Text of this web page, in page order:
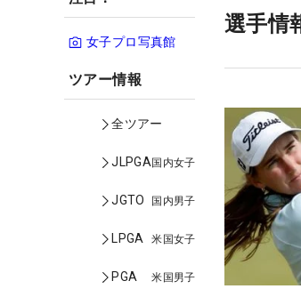
女子プロ写真館
ツアー情報
全ツアー
JLPGA国内女子
JGTO 国内男子
LPGA 米国女子
PGA 米国男子
選手情